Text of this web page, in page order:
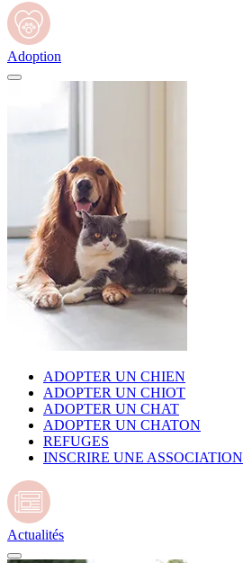
Adoption
ADOPTER UN CHIEN
ADOPTER UN CHIOT
ADOPTER UN CHAT
ADOPTER UN CHATON
REFUGES
INSCRIRE UNE ASSOCIATION
Actualités